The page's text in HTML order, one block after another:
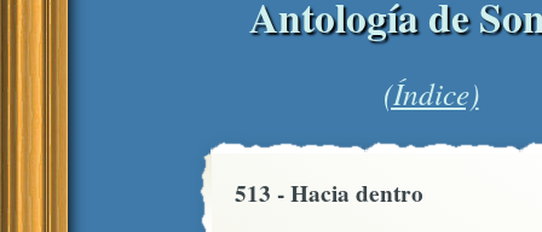
Antología de
(Índice)
513 - Hacia dentro